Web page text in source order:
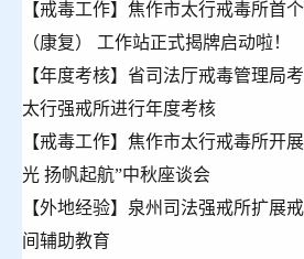
【戒毒工作】焦作市太行戒毒所首
（康复） 工作站正式揭牌启动啦！
【年度考核】省司法厅戒毒管理局
太行强戒所进行年度考核
【戒毒工作】焦作市太行戒毒所开
光 扬帆起航”中秋座谈会
【外地经验】泉州司法强戒所扩展
间辅助教育